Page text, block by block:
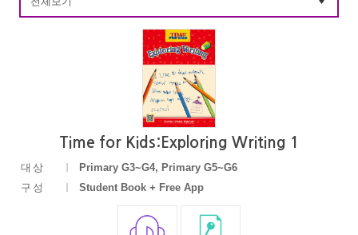
Time for Kids:Exploring Writing 1
대상
Primary G3~G4, Primary G5~G6
구성
Student Book + Free App